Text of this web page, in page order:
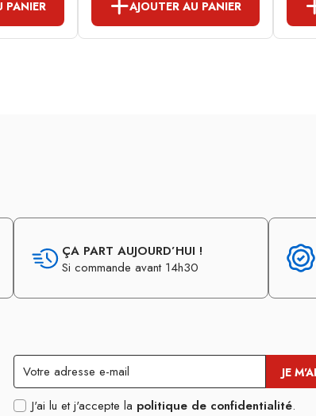
PANIER AJOUTER AU PANIER
ÇA PART AUJOURD’HUI !
Si commande avant 14h30
J'ai lu et j'accepte la politique de confidentialité.